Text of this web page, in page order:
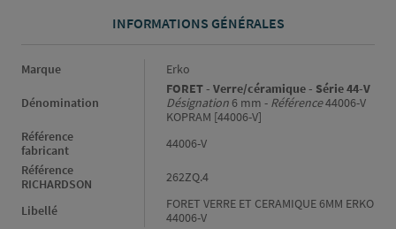
INFORMATIONS GÉNÉRALES
Informations générales
Marque Erko
Dénomination
FORET - Verre/céramique - Série 44-V
Désignation6 mm - Référence44006-V
KOPRAM [44006-V]
Référence
fabricant
44006-V
Référence
RICHARDSON
262ZQ.4
Libellé
FORET VERRE ET CERAMIQUE 6MM ERKO
44006-V